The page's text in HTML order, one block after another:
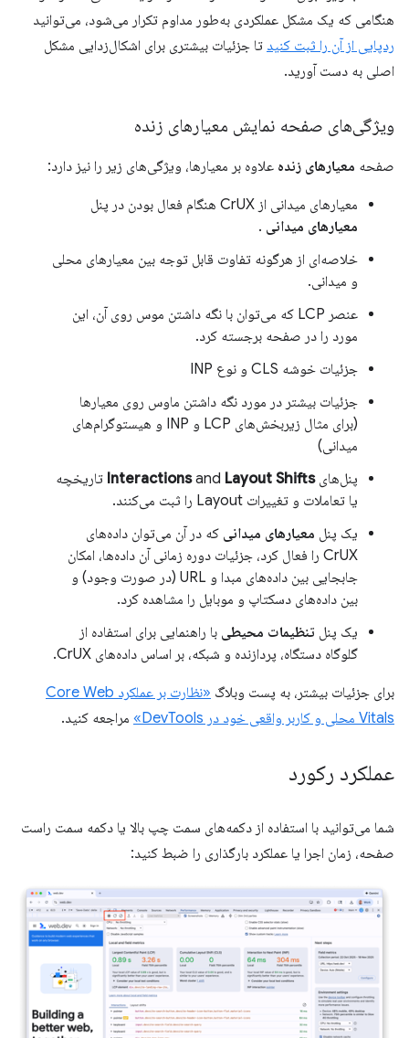
هنگامی که یک مشکل عملکردی به‌طور مداوم تکرار می‌شود، می‌توانید
ردپایی از آن را ثبت کنید تا جزئیات بیشتری برای اشکال‌زدایی مشکل
اصلی به دست آورید.
ویژگی‌های صفحه نمایش معیارهای زنده
صفحه معیارهای زنده علاوه بر معیارها، ویژگی‌های زیر را نیز دارد:
معیارهای میدانی از CrUX هنگام فعال بودن در پنل
معیارهای میدانی .
خلاصه‌ای از هرگونه تفاوت قابل توجه بین معیارهای محلی
و میدانی.
عنصر LCP که می‌توان با نگه داشتن موس روی آن، این
مورد را در صفحه برجسته کرد.
جزئیات خوشه CLS و نوع INP
جزئیات بیشتر در مورد نگه داشتن ماوس روی معیارها
(برای مثال زیربخش‌های LCP و INP و هیستوگرام‌های
میدانی)
پنل‌های
Interactionsand Layout Shifts
تاریخچه
یا تعاملات و تغییرات Layout را ثبت می‌کنند.
یک پنل معیارهای میدانی که در آن می‌توان داده‌های
CrUX را فعال کرد، جزئیات دوره زمانی آن داده‌ها، امکان
جابجایی بین داده‌های مبدا و URL (در صورت وجود) و
بین داده‌های دسکتاپ و موبایل را مشاهده کرد.
یک پنل تنظیمات محیطی با راهنمایی برای استفاده از
گلوگاه دستگاه، پردازنده و شبکه، بر اساس داده‌های CrUX.
برای جزئیات بیشتر، به پست وبلاگ
«نظارت بر عملکرد Core Web
Vitals محلی و کاربر واقعی خود در DevTools»
مراجعه کنید.
عملکرد رکورد
شما می‌توانید با استفاده از دکمه‌های سمت چپ بالا یا دکمه سمت راست
صفحه، زمان اجرا یا عملکرد بارگذاری را ضبط کنید: